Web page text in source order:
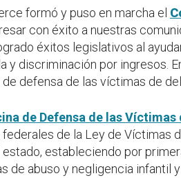
formó y puso en marcha el
con éxito a nuestras
éxitos legislativos al
y discriminación por ingresos.
defensa de las víctimas de
de Defensa de las Víctimas
de la Ley de Víctimas
estableciendo por
de abuso y negligencia infantil